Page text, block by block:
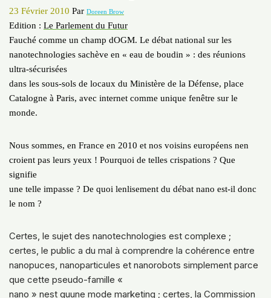
23 Février 2010 Par Doreen Brow
Edition : Le Parlement du Futur
Fauché comme un champ dOGM. Le débat national sur les
nanotechnologies sachève en « eau de boudin » : des réunions
ultra-sécurisées
dans les sous-sols de locaux du Ministère de la Défense, place
Catalogne à Paris, avec internet comme unique fenêtre sur le
monde.
Nous sommes, en France en 2010 et nos voisins européens nen
croient pas leurs yeux ! Pourquoi de telles crispations ? Que
signifie
une telle impasse ? De quoi lenlisement du débat nano est-il donc
le nom ?
Certes, le sujet des nanotechnologies est complexe ;
certes, le public a du mal à comprendre la cohérence entre
nanopuces, nanoparticules et nanorobots simplement parce
que cette pseudo-famille «
nano » nest quune mode marketing ; certes, la Commission